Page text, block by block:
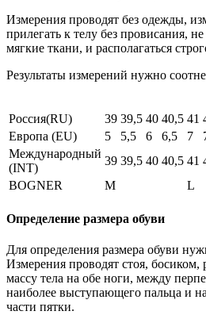
Измерения проводят без одежды,
прилегать к телу без провисания,
мягкие ткани, и располагаться
Результаты измерений нужно
Россия(RU) 39 39,5 40 40,5 41
Европа (EU)
5 5,5 6 6,5 7
Международный
(INT)
39 39,5 40 40,5 41
BOGNER
M L
Определение размера обуви
Для определения размера обуви
Измерения проводят стоя, босиком,
массу тела на обе ноги, между
наиболее выступающего пальца и
части пятки.